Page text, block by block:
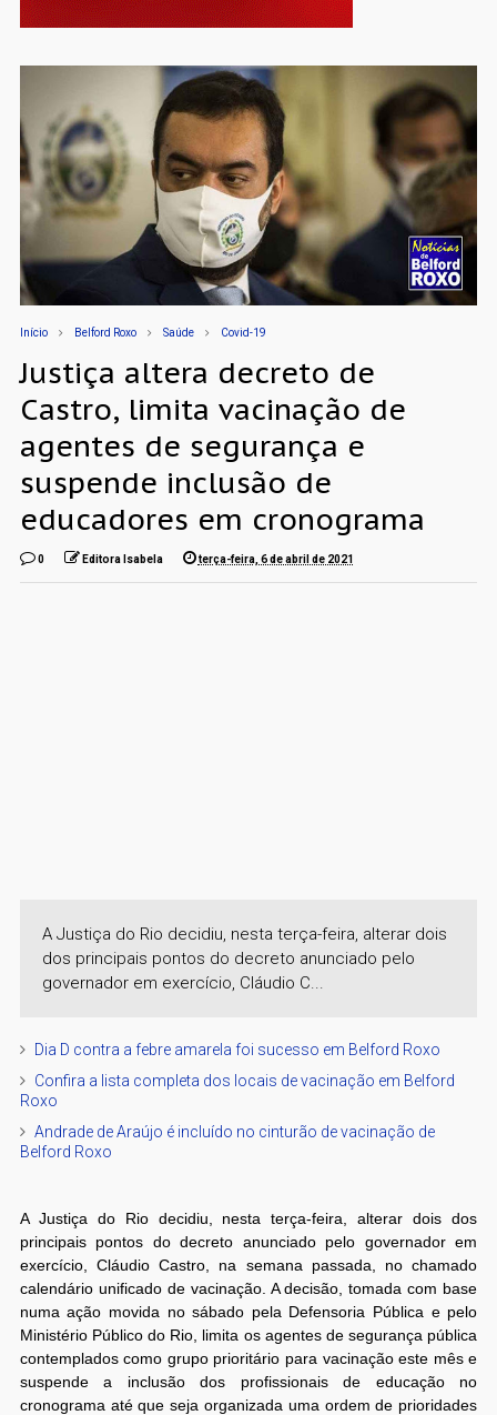
Início Belford Roxo Saúde Covid-19
Justiça altera decreto de
Castro, limita vacinação de
agentes de segurança e
suspende inclusão de
educadores em cronograma
0 Editora Isabela terça-feira, 6 de abril de 2021
A Justiça do Rio decidiu, nesta terça-feira, alterar dois
dos principais pontos do decreto anunciado pelo
governador em exercício, Cláudio C...
Dia D contra a febre amarela foi sucesso em Belford Roxo
Confira a lista completa dos locais de vacinação em Belford
Roxo
Andrade de Araújo é incluído no cinturão de vacinação de
Belford Roxo
A Justiça do Rio decidiu, nesta terça-feira, alterar dois dos
principais pontos do decreto anunciado pelo governador em
exercício, Cláudio Castro, na semana passada, no chamado
calendário unificado de vacinação. A decisão, tomada com base
numa ação movida no sábado pela Defensoria Pública e pelo
Ministério Público do Rio, limita os agentes de segurança pública
contemplados como grupo prioritário para vacinação este mês e
suspende a inclusão dos profissionais de educação no
cronograma até que seja organizada uma ordem de prioridades